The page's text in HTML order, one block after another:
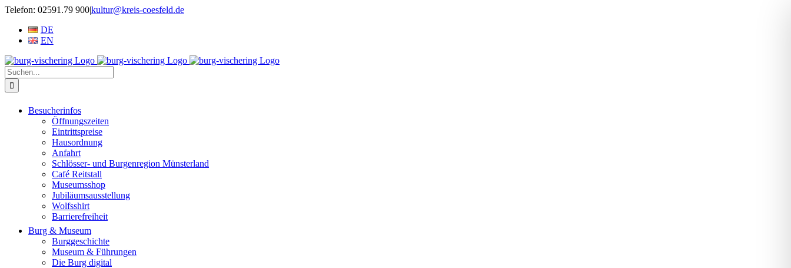
Zum
springen
Telefon: 02591.79 900|kultur@kreis-coesfeld.de
DE
EN
Suche
nach:
Besucherinfos
Öffnungszeiten
Eintrittspreise
Hausordnung
Anfahrt
Schlösser- und Burgenregion Münsterland
Café Reitstall
Museumsshop
Jubiläumsausstellung
Wolfsshirt
Barrierefreiheit
Burg & Museum
Burggeschichte
Museum & Führungen
Die Burg digital